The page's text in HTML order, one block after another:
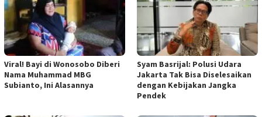
Viral! Bayi di Wonosobo Diberi
Nama Muhammad MBG
Subianto, Ini Alasannya
Syam Basrijal: Polusi Udara
Jakarta Tak Bisa Diselesaikan
dengan Kebijakan Jangka
Pendek